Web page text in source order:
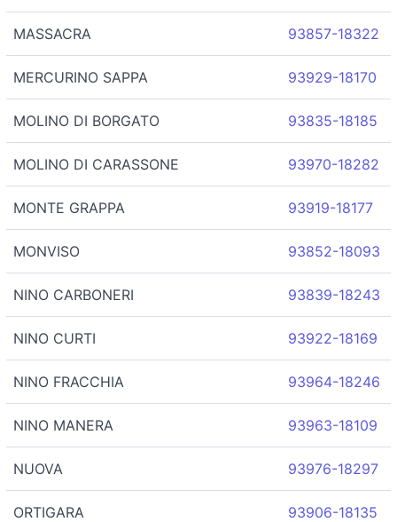
MASSACRA 93857-18322
MERCURINO SAPPA 93929-18170
MOLINO DI BORGATO 93835-18185
MOLINO DI CARASSONE 93970-18282
MONTE GRAPPA 93919-18177
MONVISO 93852-18093
NINO CARBONERI 93839-18243
NINO CURTI 93922-18169
NINO FRACCHIA 93964-18246
NINO MANERA 93963-18109
NUOVA 93976-18297
ORTIGARA 93906-18135